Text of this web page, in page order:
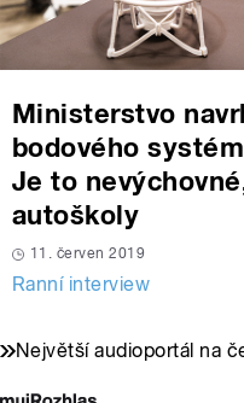
Ministerstvo
bodového
Je to
autoškoly
11. červen 2019
Ranní interview
Největší audioportál na